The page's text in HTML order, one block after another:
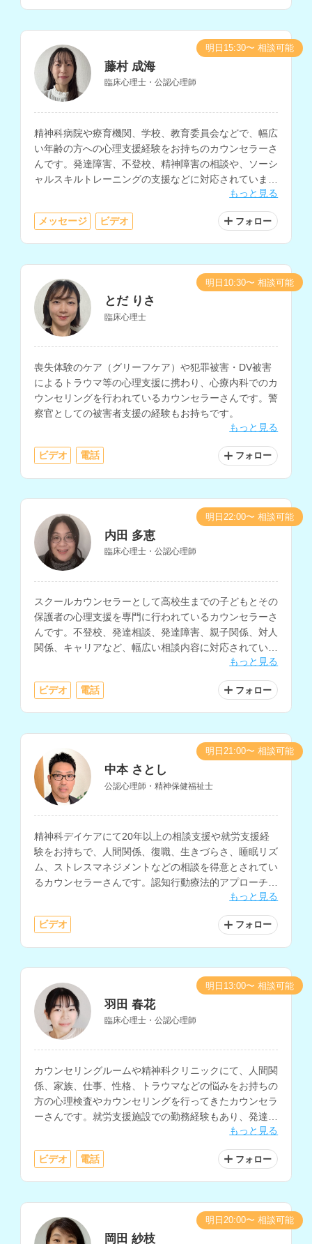
藤村 成海
臨床心理士・公認心理師
精神科病院や療育機関、学校、教育委員会などで、幅広
い年齢の方への心理支援経験をお持ちのカウンセラーさ
んです。発達障害、不登校、精神障害の相談や、ソーシ
ャルスキルトレーニングの支援などに対応されていま
もっと見る
メッセージ ビデオ フォロー
明日15:30〜 相談可能
とだ りさ
臨床心理士
喪失体験のケア（グリーフケア）や犯罪被害・DV被害
によるトラウマ等の心理支援に携わり、心療内科でのカ
ウンセリングを行われているカウンセラーさんです。警
察官としての被害者支援の経験もお持ちです。
もっと見る
ビデオ 電話 フォロー
明日10:30〜 相談可能
内田 多恵
臨床心理士・公認心理師
スクールカウンセラーとして高校生までの子どもとその
保護者の心理支援を専門に行われているカウンセラーさ
んです。不登校、発達相談、発達障害、親子関係、対人
関係、キャリアなど、幅広い相談内容に対応されていま
す。病院での勤務経験や大学講師の経験もお持ちです。
もっと見る
ビデオ 電話 フォロー
明日22:00〜 相談可能
中本 さとし
公認心理師・精神保健福祉士
精神科デイケアにて20年以上の相談支援や就労支援経
験をお持ちで、人間関係、復職、生きづらさ、睡眠リズ
ム、ストレスマネジメントなどの相談を得意とされてい
るカウンセラーさんです。認知行動療法的アプローチを
ベースに、心の回復力を高めたり物事の捉え方を変える
もっと見る
ビデオ フォロー
明日21:00〜 相談可能
羽田 春花
臨床心理士・公認心理師
カウンセリングルームや精神科クリニックにて、人間関
係、家族、仕事、性格、トラウマなどの悩みをお持ちの
方の心理検査やカウンセリングを行ってきたカウンセラ
ーさんです。就労支援施設での勤務経験もあり、発達に
特性のある方の支援や、復職支援に関わってきた経験も
お持ちです。
もっと見る
ビデオ 電話 フォロー
明日13:00〜 相談可能
岡田 紗枝
明日20:00〜 相談可能